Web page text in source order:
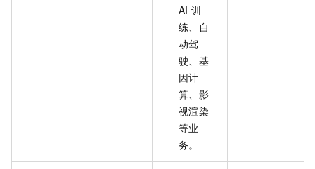
AI 训
练、自
动驾
驶、基
因计
算、影
视渲染
等业
务。